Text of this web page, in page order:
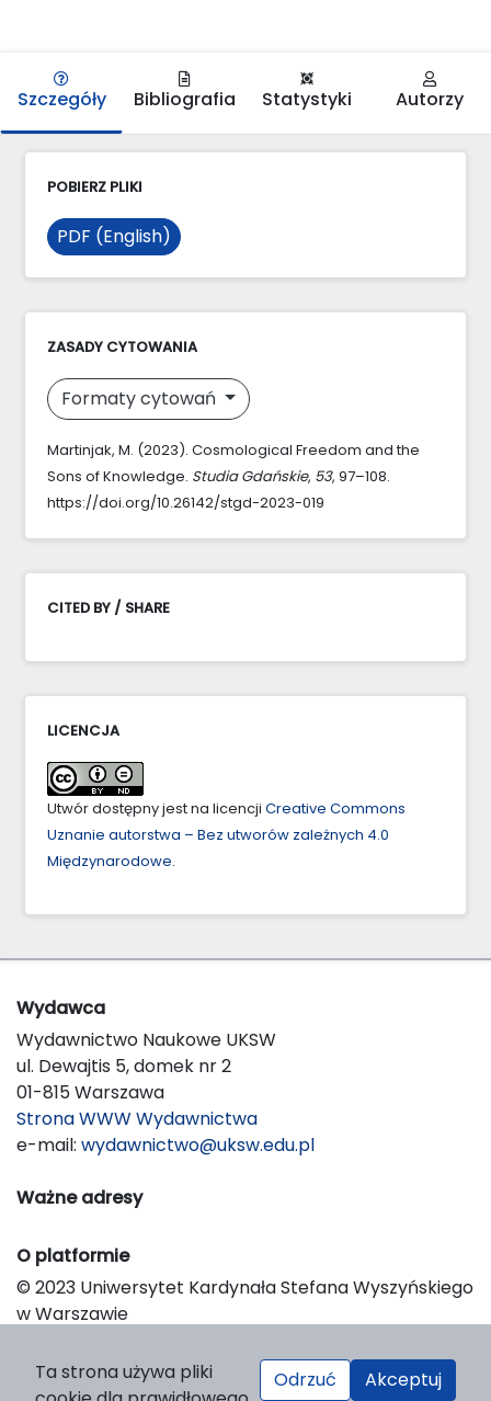
Szczegóły Bibliografia Statystyki Autorzy
POBIERZ PLIKI
PDF (English)
ZASADY CYTOWANIA
Formaty cytowań
Martinjak, M. (2023). Cosmological Freedom and the
Sons of Knowledge. Studia Gdańskie, 53, 97–108.
https://doi.org/10.26142/stgd-2023-019
CITED BY / SHARE
LICENCJA
Utwór dostępny jest na licencji Creative Commons
Uznanie autorstwa – Bez utworów zależnych 4.0
Międzynarodowe.
Wydawca
Wydawnictwo Naukowe UKSW
ul. Dewajtis 5, domek nr 2
01-815 Warszawa
Strona WWW Wydawnictwa
e-mail: wydawnictwo@uksw.edu.pl
Ważne adresy
O platformie
© 2023 Uniwersytet Kardynała Stefana Wyszyńskiego
w Warszawie
Platform & Workflow by OJS/PKP
Ta strona używa pliki
Odrzuć Akceptuj